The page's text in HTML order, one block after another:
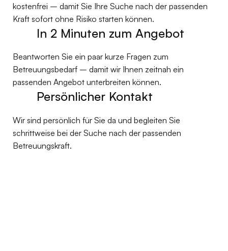
kostenfrei – damit Sie Ihre Suche nach der passenden
Kraft sofort ohne Risiko starten können.
Beantworten Sie ein paar kurze Fragen zum
Betreuungsbedarf – damit wir Ihnen zeitnah ein
passenden Angebot unterbreiten können.
In 2 Minuten zum Angebot
Wir sind persönlich für Sie da und begleiten Sie
schrittweise bei der Suche nach der passenden
Betreuungskraft.
Persönlicher Kontakt